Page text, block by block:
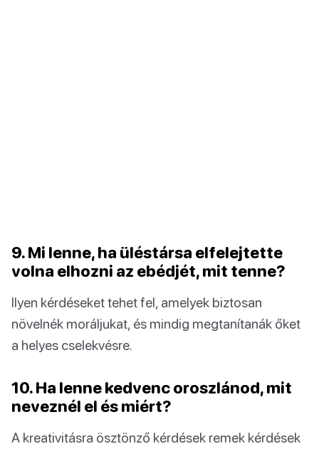
9. Mi lenne, ha üléstársa elfelejtette
volna elhozni az ebédjét, mit tenne?
Ilyen kérdéseket tehet fel, amelyek biztosan
növelnék moráljukat, és mindig megtanítanák őket
a helyes cselekvésre.
10. Ha lenne kedvenc oroszlánod, mit
neveznél el és miért?
A kreativitásra ösztönző kérdések remek kérdések